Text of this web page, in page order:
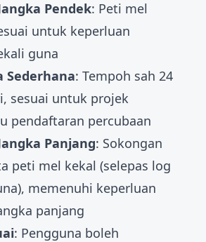
Pendek: Peti mel
untuk keperluan
guna
Sederhana: Tempoh sah 24
sesuai untuk projek
pendaftaran percubaan
Panjang: Sokongan
peti mel kekal (selepas log
memenuhi keperluan
panjang
: Pengguna boleh